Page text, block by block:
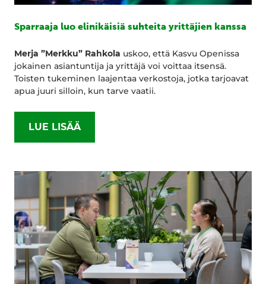
Sparraaja luo elinikäisiä suhteita yrittäjien kanssa
Merja ”Merkku” Rahkola uskoo, että Kasvu Openissa
jokainen asiantuntija ja yrittäjä voi voittaa itsensä.
Toisten tukeminen laajentaa verkostoja, jotka tarjoavat
apua juuri silloin, kun tarve vaatii.
LUE LISÄÄ